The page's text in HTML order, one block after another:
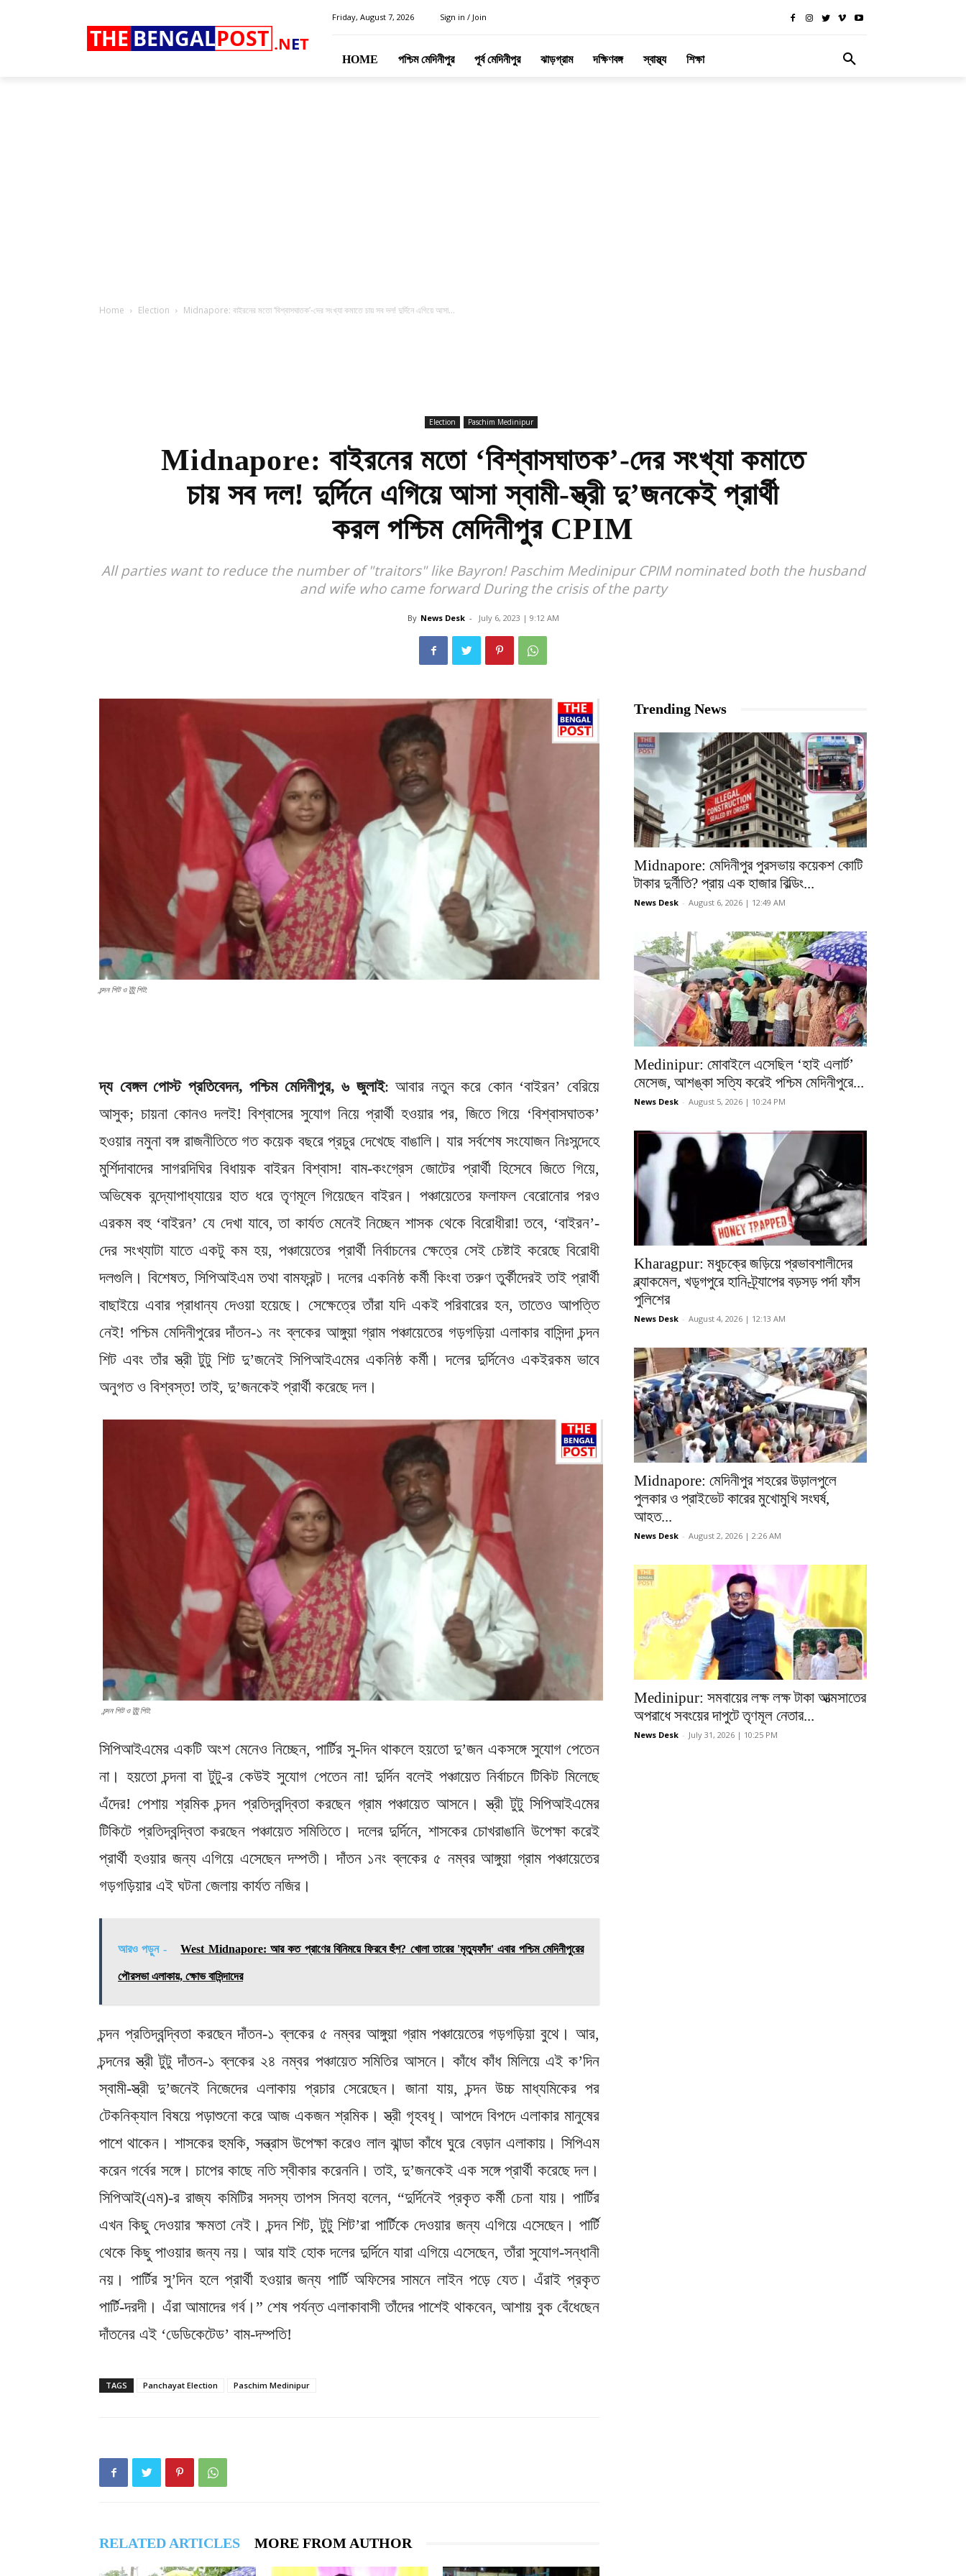
.NET
THE BENGALPOST
Friday, August 7, 2026 Sign in / Join
HOME পশ্চিম মেদিনীপুর পূর্ব মেদিনীপুর ঝাড়গ্রাম দক্ষিণবঙ্গ স্বাস্থ্য শিক্ষা
Home Election Midnapore: বাইরনের মতো ‘বিশ্বাসঘাতক’-দের সংখ্যা কমাতে চায় সব দল! দুর্দিনে এগিয়ে আসা...
Election Paschim Medinipur
Midnapore: বাইরনের মতো ‘বিশ্বাসঘাতক’-দের সংখ্যা কমাতে
চায় সব দল! দুর্দিনে এগিয়ে আসা স্বামী-স্ত্রী দু’জনকেই প্রার্থী
করল পশ্চিম মেদিনীপুর CPIM
All parties want to reduce the number of "traitors" like Bayron! Paschim Medinipur CPIM nominated both the husband
and wife who came forward During the crisis of the party
By News Desk - July 6, 2023 | 9:12 AM
চন্দন শিট ও টুটু শিট:
দ্য বেঙ্গল পোস্ট প্রতিবেদন, পশ্চিম মেদিনীপুর, ৬ জুলাই: আবার নতুন করে কোন ‘বাইরন’ বেরিয়ে
আসুক; চায়না কোনও দলই! বিশ্বাসের সুযোগ নিয়ে প্রার্থী হওয়ার পর, জিতে গিয়ে ‘বিশ্বাসঘাতক’
হওয়ার নমুনা বঙ্গ রাজনীতিতে গত কয়েক বছরে প্রচুর দেখেছে বাঙালি। যার সর্বশেষ সংযোজন নিঃসন্দেহে
মুর্শিদাবাদের সাগরদিঘির বিধায়ক বাইরন বিশ্বাস! বাম-কংগ্রেস জোটের প্রার্থী হিসেবে জিতে গিয়ে,
অভিষেক বন্দ্যোপাধ্যায়ের হাত ধরে তৃণমূলে গিয়েছেন বাইরন। পঞ্চায়েতের ফলাফল বেরোনোর পরও
এরকম বহু ‘বাইরন’ যে দেখা যাবে, তা কার্যত মেনেই নিচ্ছেন শাসক থেকে বিরোধীরা! তবে, ‘বাইরন’-
দের সংখ্যাটা যাতে একটু কম হয়, পঞ্চায়েতের প্রার্থী নির্বাচনের ক্ষেত্রে সেই চেষ্টাই করেছে বিরোধী
দলগুলি। বিশেষত, সিপিআইএম তথা বামফ্রন্ট। দলের একনিষ্ঠ কর্মী কিংবা তরুণ তুর্কীদেরই তাই প্রার্থী
বাছাইয়ে এবার প্রাধান্য দেওয়া হয়েছে। সেক্ষেত্রে তাঁরা যদি একই পরিবারের হন, তাতেও আপত্তি
নেই! পশ্চিম মেদিনীপুরের দাঁতন-১ নং ব্লকের আঙ্গুয়া গ্রাম পঞ্চায়েতের গড়গড়িয়া এলাকার বাসিন্দা চন্দন
শিট এবং তাঁর স্ত্রী টুটু শিট দু’জনেই সিপিআইএমের একনিষ্ঠ কর্মী। দলের দুর্দিনেও একইরকম ভাবে
অনুগত ও বিশ্বস্ত! তাই, দু’জনকেই প্রার্থী করেছে দল।
চন্দন শিট ও টুটু শিট:
সিপিআইএমের একটি অংশ মেনেও নিচ্ছেন, পার্টির সু-দিন থাকলে হয়তো দু’জন একসঙ্গে সুযোগ পেতেন
না। হয়তো চন্দনা বা টুটু-র কেউই সুযোগ পেতেন না! দুর্দিন বলেই পঞ্চায়েত নির্বাচনে টিকিট মিলেছে
এঁদের! পেশায় শ্রমিক চন্দন প্রতিদ্বন্দ্বিতা করছেন গ্রাম পঞ্চায়েত আসনে। স্ত্রী টুটু সিপিআইএমের
টিকিটে প্রতিদ্বন্দ্বিতা করছেন পঞ্চায়েত সমিতিতে। দলের দুর্দিনে, শাসকের চোখরাঙানি উপেক্ষা করেই
প্রার্থী হওয়ার জন্য এগিয়ে এসেছেন দম্পতী। দাঁতন ১নং ব্লকের ৫ নম্বর আঙ্গুয়া গ্রাম পঞ্চায়েতের
গড়গড়িয়ার এই ঘটনা জেলায় কার্যত নজির।
আরও পড়ুন - West Midnapore: আর কত প্রাণের বিনিময়ে ফিরবে হুঁশ? খোলা তারের 'মৃত্যুফাঁদ' এবার পশ্চিম মেদিনীপুরের
পৌরসভা এলাকায়, ক্ষোভ বাসিন্দাদের
চন্দন প্রতিদ্বন্দ্বিতা করছেন দাঁতন-১ ব্লকের ৫ নম্বর আঙ্গুয়া গ্রাম পঞ্চায়েতের গড়গড়িয়া বুথে। আর,
চন্দনের স্ত্রী টুটু দাঁতন-১ ব্লকের ২৪ নম্বর পঞ্চায়েত সমিতির আসনে। কাঁধে কাঁধ মিলিয়ে এই ক’দিন
স্বামী-স্ত্রী দু’জনেই নিজেদের এলাকায় প্রচার সেরেছেন। জানা যায়, চন্দন উচ্চ মাধ্যমিকের পর
টেকনিক্যাল বিষয়ে পড়াশুনো করে আজ একজন শ্রমিক। স্ত্রী গৃহবধূ। আপদে বিপদে এলাকার মানুষের
পাশে থাকেন। শাসকের হুমকি, সন্ত্রাস উপেক্ষা করেও লাল ঝান্ডা কাঁধে ঘুরে বেড়ান এলাকায়। সিপিএম
করেন গর্বের সঙ্গে। চাপের কাছে নতি স্বীকার করেননি। তাই, দু’জনকেই এক সঙ্গে প্রার্থী করেছে দল।
সিপিআই(এম)-র রাজ্য কমিটির সদস্য তাপস সিনহা বলেন, “দুর্দিনেই প্রকৃত কর্মী চেনা যায়। পার্টির
এখন কিছু দেওয়ার ক্ষমতা নেই। চন্দন শিট, টুটু শিট’রা পার্টিকে দেওয়ার জন্য এগিয়ে এসেছেন। পার্টি
থেকে কিছু পাওয়ার জন্য নয়। আর যাই হোক দলের দুর্দিনে যারা এগিয়ে এসেছেন, তাঁরা সুযোগ-সন্ধানী
নয়। পার্টির সু’দিন হলে প্রার্থী হওয়ার জন্য পার্টি অফিসের সামনে লাইন পড়ে যেত। এঁরাই প্রকৃত
পার্টি-দরদী। এঁরা আমাদের গর্ব।” শেষ পর্যন্ত এলাকাবাসী তাঁদের পাশেই থাকবেন, আশায় বুক বেঁধেছেন
দাঁতনের এই ‘ডেডিকেটেড’ বাম-দম্পতি!
TAGS Panchayat Election Paschim Medinipur
RELATED ARTICLES MORE FROM AUTHOR
Trending News
Midnapore: মেদিনীপুর পুরসভায় কয়েকশ কোটি
টাকার দুর্নীতি? প্রায় এক হাজার বিল্ডিং...
News Desk - August 6, 2026 | 12:49 AM
Medinipur: মোবাইলে এসেছিল ‘হাই এলার্ট’
মেসেজ, আশঙ্কা সত্যি করেই পশ্চিম মেদিনীপুরে...
News Desk - August 5, 2026 | 10:24 PM
Kharagpur: মধুচক্রে জড়িয়ে প্রভাবশালীদের
ব্ল্যাকমেল, খড়্গপুরে হানি-ট্র্যাপের বড়সড় পর্দা ফাঁস
পুলিশের
News Desk - August 4, 2026 | 12:13 AM
Midnapore: মেদিনীপুর শহরের উড়ালপুলে
পুলকার ও প্রাইভেট কারের মুখোমুখি সংঘর্ষ,
আহত...
News Desk - August 2, 2026 | 2:26 AM
Medinipur: সমবায়ের লক্ষ লক্ষ টাকা আত্মসাতের
অপরাধে সবংয়ের দাপুটে তৃণমূল নেতার...
News Desk - July 31, 2026 | 10:25 PM